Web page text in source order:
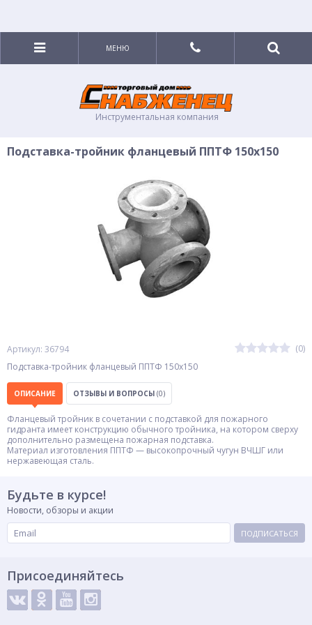
Инструментальная компания
МЕНЮ
Подставка-тройник фланцевый ППТФ 150х150
Артикул: 36794
(0)
Подставка-тройник фланцевый ППТФ 150х150
ОПИСАНИЕ ОТЗЫВЫ И ВОПРОСЫ (0)
Фланцевый тройник в сочетании с подставкой для пожарного
гидранта имеет конструкцию обычного тройника, на котором сверху
дополнительно размещена пожарная подставка.
Материал изготовления ППТФ — высокопрочный чугун ВЧШГ или
нержавеющая сталь.
Будьте в курсе!
Новости, обзоры и акции
ПОДПИСАТЬСЯ
Присоединяйтесь